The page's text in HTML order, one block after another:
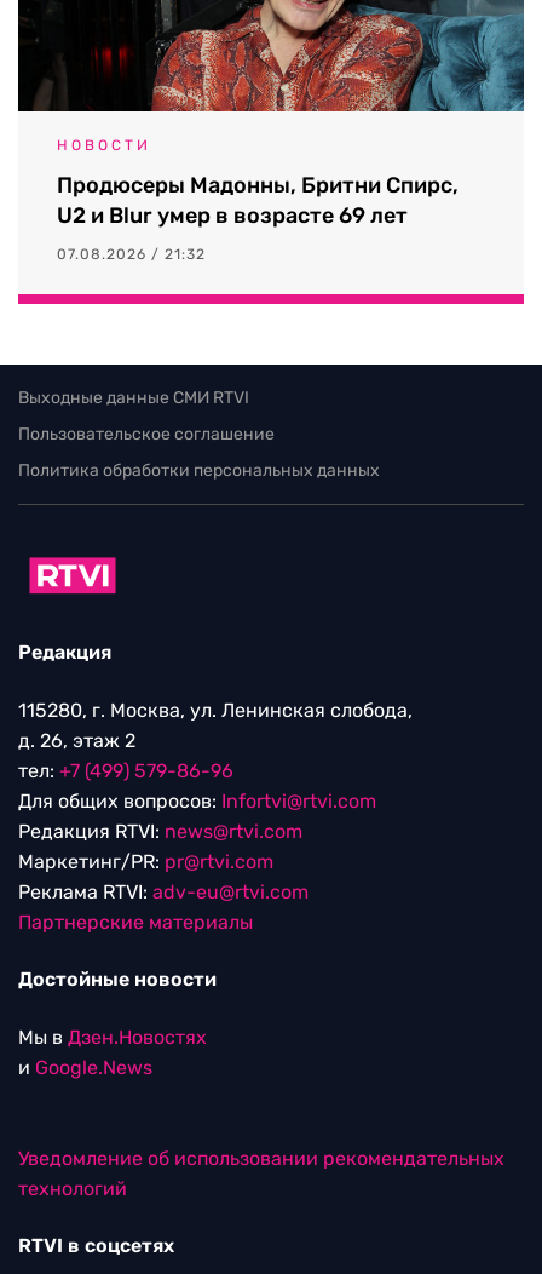
НОВОСТИ
Продюсеры Мадонны, Бритни Спирс,
U2 и Blur умер в возрасте 69 лет
07.08.2026 / 21:32
Выходные данные СМИ RTVI
Пользовательское соглашение
Политика обработки персональных данных
Редакция
115280, г. Москва, ул. Ленинская слобода,
д. 26, этаж 2
тел: +7 (499) 579-86-96
Для общих вопросов: Infortvi@rtvi.com
Редакция RTVI: news@rtvi.com
Маркетинг/PR: pr@rtvi.com
Реклама RTVI: adv-eu@rtvi.com
Партнерские материалы
Достойные новости
Мы в Дзен.Новостях
и Google.News
Уведомление об использовании рекомендательных
технологий
RTVI в соцсетях